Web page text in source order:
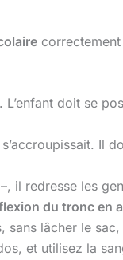
doit se
Il
il redresse les
du tronc en
sans lâcher le
et utilisez la